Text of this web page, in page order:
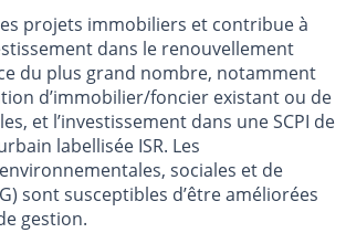
projets immobiliers et contribue à
dans le renouvellement
du plus grand nombre, notamment
d’immobilier/foncier existant ou de
et l’investissement dans une SCPI de
labellisée ISR. Les
sociales et de
sont susceptibles d’être améliorées
gestion.